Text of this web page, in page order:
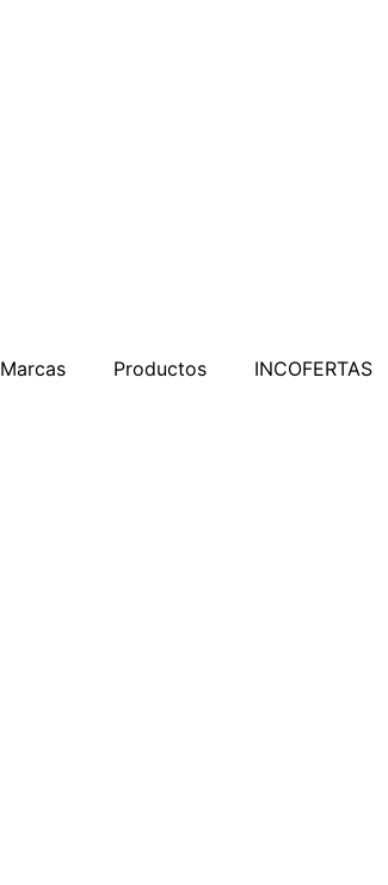
Marcas Productos INCOFERTAS